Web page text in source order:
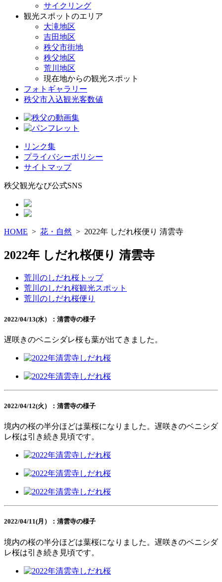
サイクリング
観光スポットのエリア
大滝地区
吉田地区
秩父市街地
秩父地区
荒川地区
現在地からの観光スポット
フォトギャラリー
秩父市入込観光客数値
リンク集
プライバシーポリシー
サイトマップ
秩父観光なび公式SNS
HOME > 花・自然 > 2022年 しだれ桜便り 清雲寺
2022年 しだれ桜便り 清雲寺
荒川のしだれ桜 トップ
荒川のしだれ桜観光スポット
荒川のしだれ桜便り
2022/04/13(水）：清雲寺の様子
遅咲きのベニシダレ桜も葉が出てきました。
2022/04/12(火）：清雲寺の様子
境内の桜の半分ほどは葉桜になりました。遅咲きのベニシダ
レ桜は引き続き見頃です。
2022/04/11(月）：清雲寺の様子
境内の桜の半分ほどは葉桜になりました。遅咲きのベニシダ
レ桜は引き続き見頃です。